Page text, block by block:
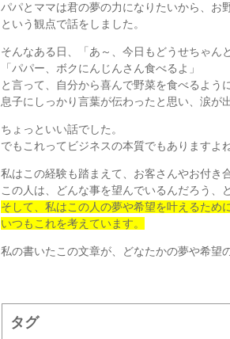
パパとママは君の夢の力になりたいから、お
という観点で話をしました。
そんなある日、「あ～、今日もどうせちゃん
「パパー、ボクにんじんさん食べるよ」
と言って、自分から喜んで野菜を食べるよう
息子にしっかり言葉が伝わったと思い、涙が
ちょっといい話でした。
でもこれってビジネスの本質でもありますよね
私はこの経験も踏まえて、お客さんやお付き
この人は、どんな事を望んでいるんだろう、
そして、私はこの人の夢や希望を叶えるため
いつもこれを考えています。
私の書いたこの文章が、どなたかの夢や希望
タグ